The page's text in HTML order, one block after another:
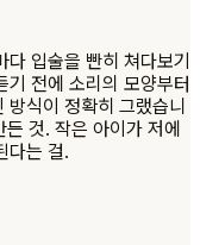
입술을 빤히 쳐다보기
기 전에 소리의 모양부터
방식이 정확히 그랬습니
것. 작은 아이가 저에
다는 걸.